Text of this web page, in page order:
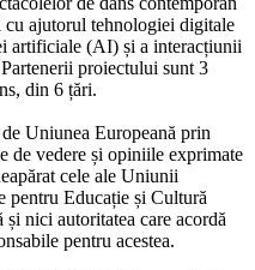
cu ajutorul tehnologiei digitale
artificiale (AI) și a interacțiunii
proiectului sunt 3
din 6 țări.
Uniunea Europeană prin
de vedere și opiniile exprimate
cele ale Uniunii
pentru Educație și Cultură
nici autoritatea care acordă
pentru acestea.